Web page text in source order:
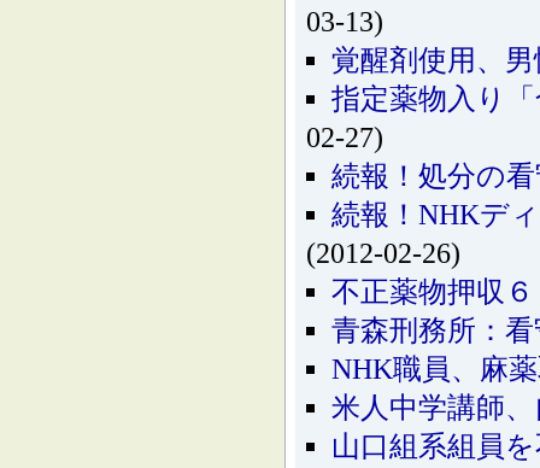
03-13)
覚醒剤使用、
指定薬物入り
02-27)
続報！処分の
続報！NHKデ
(2012-02-26)
不正薬物押収
青森刑務所：
NHK職員、麻
米人中学講師
山口組系組員